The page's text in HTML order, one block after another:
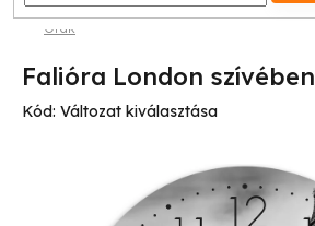
Órák
Falióra London szívében
Kód: Változat kiválasztása